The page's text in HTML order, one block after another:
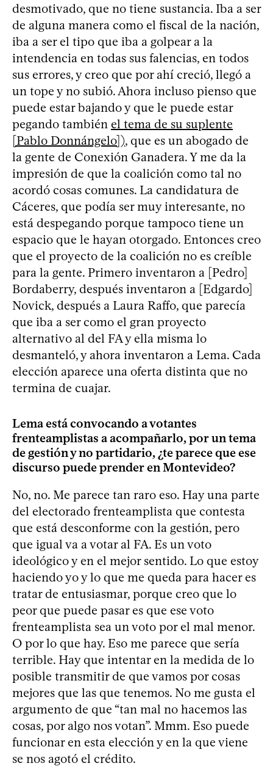
desmotivado, que no tiene sustancia. Iba a ser
de alguna manera como el fiscal de la nación,
iba a ser el tipo que iba a golpear a la
intendencia en todas sus falencias, en todos
sus errores, y creo que por ahí creció, llegó a
un tope y no subió. Ahora incluso pienso que
puede estar bajando y que le puede estar
pegando también el tema de su suplente
[Pablo Donnángelo]), que es un abogado de
la gente de Conexión Ganadera. Y me da la
impresión de que la coalición como tal no
acordó cosas comunes. La candidatura de
Cáceres, que podía ser muy interesante, no
está despegando porque tampoco tiene un
espacio que le hayan otorgado. Entonces creo
que el proyecto de la coalición no es creíble
para la gente. Primero inventaron a [Pedro]
Bordaberry, después inventaron a [Edgardo]
Novick, después a Laura Raffo, que parecía
que iba a ser como el gran proyecto
alternativo al del FA y ella misma lo
desmanteló, y ahora inventaron a Lema. Cada
elección aparece una oferta distinta que no
termina de cuajar.
Lema está convocando a votantes
frenteamplistas a acompañarlo, por un tema
de gestión y no partidario, ¿te parece que ese
discurso puede prender en Montevideo?
No, no. Me parece tan raro eso. Hay una parte
del electorado frenteamplista que contesta
que está desconforme con la gestión, pero
que igual va a votar al FA. Es un voto
ideológico y en el mejor sentido. Lo que estoy
haciendo yo y lo que me queda para hacer es
tratar de entusiasmar, porque creo que lo
peor que puede pasar es que ese voto
frenteamplista sea un voto por el mal menor.
O por lo que hay. Eso me parece que sería
terrible. Hay que intentar en la medida de lo
posible transmitir de que vamos por cosas
mejores que las que tenemos. No me gusta el
argumento de que “tan mal no hacemos las
cosas, por algo nos votan”. Mmm. Eso puede
funcionar en esta elección y en la que viene
se nos agotó el crédito.